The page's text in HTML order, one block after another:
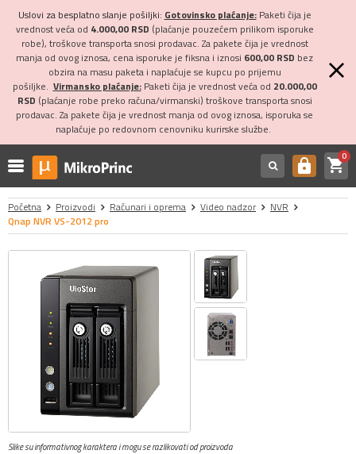
Uslovi za besplatno slanje pošiljki: Gotovinsko plaćanje:Paketi čija je
vrednost veća od 4.000,00 RSD (plaćanje pouzećem prilikom isporuke
robe), troškove transporta snosi prodavac. Za pakete čija je vrednost
manja od ovog iznosa, cena isporuke je fiksna i iznosi 600,00 RSD bez
obzira na masu paketa i naplaćuje se kupcu po prijemu
pošiljke. Virmansko plaćanje:Paketi čija je vrednost veća od 20.000,00
RSD (plaćanje robe preko računa/virmanski) troškove transporta snosi
prodavac. Za pakete čija je vrednost manja od ovog iznosa, isporuka se
naplaćuje po redovnom cenovniku kurirske službe.
https shopping_cart0
Početna Proizvodi Računari i oprema Video nadzor
NVR
Qnap NVR VS-2012 pro
Slike su informativnog karaktera i mogu se razlikovati od proizvoda